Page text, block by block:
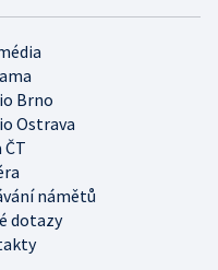
Brno
Ostrava
ČT
námětů
dotazy